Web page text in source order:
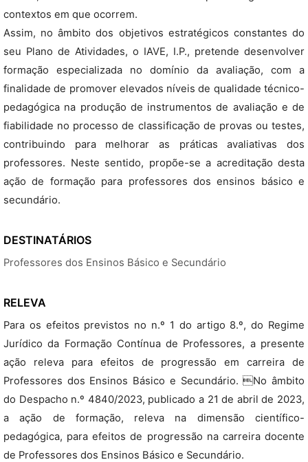
contextos em que ocorrem.
Assim, no âmbito dos objetivos estratégicos constantes do
seu Plano de Atividades, o IAVE, I.P., pretende desenvolver
formação especializada no domínio da avaliação, com a
finalidade de promover elevados níveis de qualidade técnico-
pedagógica na produção de instrumentos de avaliação e de
fiabilidade no processo de classificação de provas ou testes,
contribuindo para melhorar as práticas avaliativas dos
professores. Neste sentido, propõe-se a acreditação desta
ação de formação para professores dos ensinos básico e
secundário.
DESTINATÁRIOS
Professores dos Ensinos Básico e Secundário
RELEVA
Para os efeitos previstos no n.º 1 do artigo 8.º, do Regime
Jurídico da Formação Contínua de Professores, a presente
ação releva para efeitos de progressão em carreira de
Professores dos Ensinos Básico e Secundário. No âmbito
do Despacho n.º 4840/2023, publicado a 21 de abril de 2023,
a ação de formação, releva na dimensão científico-
pedagógica, para efeitos de progressão na carreira docente
de Professores dos Ensinos Básico e Secundário.